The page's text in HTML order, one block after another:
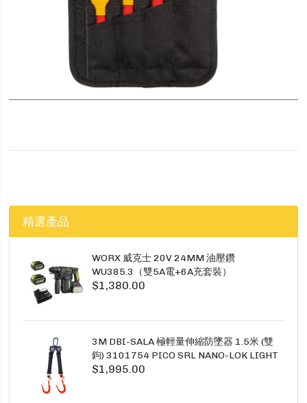
精選產品
WORX 威克士 20V 24MM 油壓鑽
WU385.3（雙5A電+6A充套裝）
$1,380.00
3M DBI-SALA 極輕量伸縮防墜器 1.5米 (雙
鉤) 3101754 PICO SRL NANO-LOK LIGHT
1.5M TWINS
$1,995.00